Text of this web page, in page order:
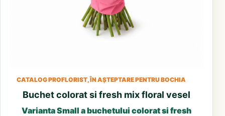
CATALOG PROFLORIST, ÎN AȘTEPTARE PENTRU BOCHIA
Buchet colorat si fresh mix floral vesel
Varianta Small a buchetului colorat si fresh